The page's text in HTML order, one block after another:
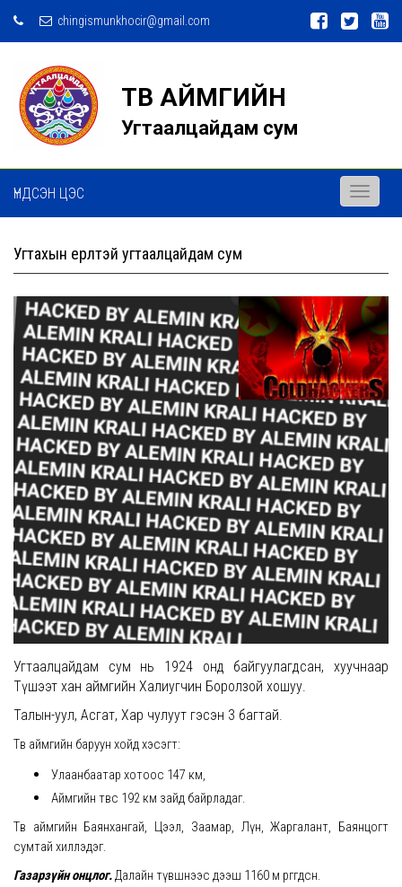
chingismunkhocir@gmail.com
ТӨВ АЙМГИЙН
Угтаалцайдам сум
ҮНДСЭН ЦЭС
Toggle
Угтахын ерөөлтэй угтаалцайдам сум
Угтаалцайдам сум нь 1924 онд байгуулагдсан, хуучнаар
Түшээт хан аймгийн Халиугчин Боролзой хошуу.
Талын-уул, Асгат, Хар чулуут гэсэн 3 багтай.
Төв аймгийн баруун хойд хэсэгт:
Улаанбаатар хотоос 147 км,
Аймгийн төвөөс 192 км зайд байрладаг.
Төв аймгийн Баянхангай, Цээл, Заамар, Лүн, Жаргалант, Баянцогт
сумтай хиллэдэг.
Газарзүйн онцлог.Далайн түвшнээс дээш 1160 м өргөгдсөн.